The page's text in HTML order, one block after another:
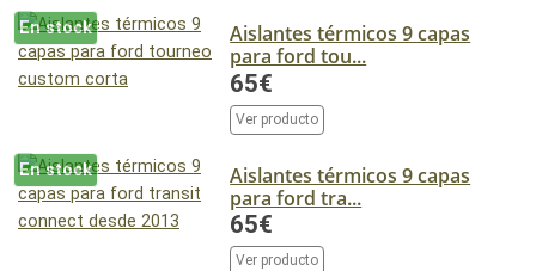
En stock
Aislantes térmicos 9 capas
para ford tou...
65€
Ver producto
En stock
Aislantes térmicos 9 capas
para ford tra...
65€
Ver producto